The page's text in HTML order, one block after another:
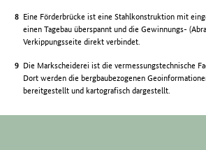
Eine Förderbrücke ist eine Stahlkonstruktion mit
einen Tagebau überspannt und die Gewinnungs-
Verkippungsseite direkt verbindet.
Die Markscheiderei ist die vermessungstechnische
Dort werden die bergbaubezogenen
bereitgestellt und kartografisch dargestellt.